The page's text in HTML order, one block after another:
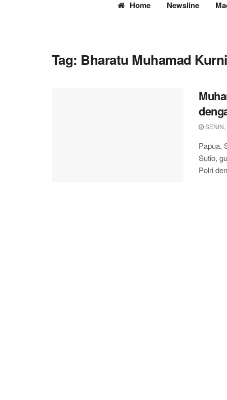
Home Newsline
Tag: Bharatu Muhamad
SENIN,
Papua,
Sutio,
Polri